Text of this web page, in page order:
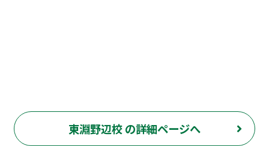
東淵野辺校 の詳細ページへ